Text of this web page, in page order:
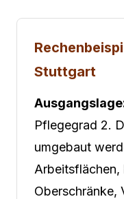
Stuttgart
Pflegegrad 2.
umgebaut
Arbeitsflächen,
Oberschränke,